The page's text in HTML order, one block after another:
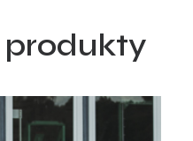
produkty